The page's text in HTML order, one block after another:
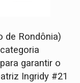
de Rondônia)
garantir o
Ingridy #21